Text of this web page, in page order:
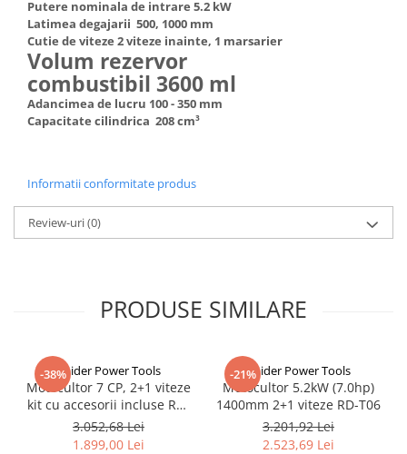
Putere nominala de intrare 5.2 kW
Latimea degajarii 500, 1000 mm
Cutie de viteze 2 viteze inainte, 1 marsarier
Volum rezervor
combustibil 3600 ml
Adancimea de lucru 100 - 350 mm
Capacitate cilindrica 208 cm³
Informatii conformitate produs
Review-uri(0)
PRODUSE SIMILARE
-38%Raider Power Tools
Motocultor 7 CP, 2+1 viteze
kit cu accesorii incluse RD-
T03
3.052,68 Lei
1.899,00 Lei
-21%Raider Power Tools
Motocultor 5.2kW (7.0hp)
1400mm 2+1 viteze RD-T06
3.201,92 Lei
2.523,69 Lei